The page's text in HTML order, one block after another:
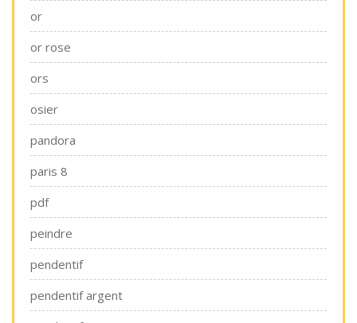
or
or rose
ors
osier
pandora
paris 8
pdf
peindre
pendentif
pendentif argent